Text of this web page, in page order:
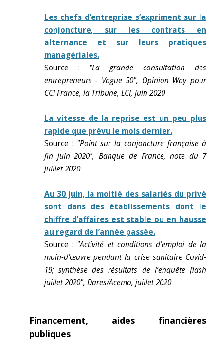
Les chefs d’entreprise s’expriment sur la
conjoncture, sur les contrats en
alternance et sur leurs pratiques
managériales.
Source : "La grande consultation des
entrepreneurs - Vague 50", Opinion Way pour
CCI France, la Tribune, LCI, juin 2020
La vitesse de la reprise est un peu plus
rapide que prévu le mois dernier.
Source : "Point sur la conjoncture française à
fin juin 2020", Banque de France, note du 7
juillet 2020
Au 30 juin, la moitié des salariés du privé
sont dans des établissements dont le
chiffre d’affaires est stable ou en hausse
au regard de l’année passée.
Source : "Activité et conditions d’emploi de la
main-d’œuvre pendant la crise sanitaire Covid-
19; synthèse des résultats de l’enquête flash
juillet 2020", Dares/Acemo, juillet 2020
Financement, aides financières
publiques